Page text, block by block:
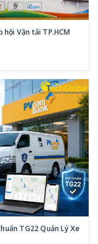
Vận tải TP.HCM
TG22 Quản Lý Xe